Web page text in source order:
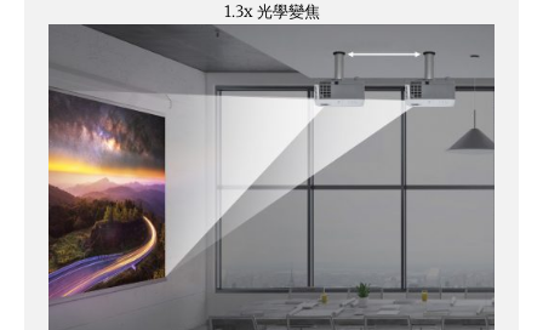
1.3x 光學變焦